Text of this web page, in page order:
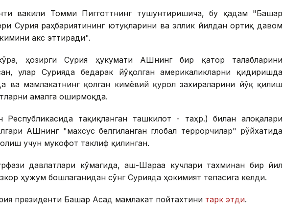
вакили Томми Пигготтнинг тушунтиришича, бу қадам "Башар
Сурия раҳбариятининг ютуқларини ва эллик йилдан ортиқ давом
акс эттиради".
ҳозирги Сурия ҳукумати АҚШнинг бир қатор талабларини
улар Сурияда бедарак йўқолган америкаликларни қидиришда
ва мамлакатнинг қолган кимёвий қурол захираларини йўқ қилиш
амалга оширмоқда.
Республикасида тақиқланган ташкилот - таҳр.) билан алоқалари
АҚШнинг "махсус белгиланган глобал террорчилар" рўйхатида
олиш учун мукофот таклиф қилинган.
давлатлари кўмагида, аш-Шараа кучлари тахминан бир йил
ҳужум бошлаганидан сўнг Сурияда ҳокимият тепасига келди.
президенти Башар Асад мамлакат пойтахтини тарк этди.